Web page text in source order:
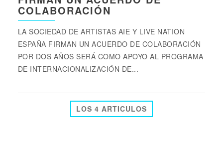
COLABORACIÓN
LA SOCIEDAD DE ARTISTAS AIE Y LIVE NATION
ESPAÑA FIRMAN UN ACUERDO DE COLABORACIÓN
POR DOS AÑOS SERÁ COMO APOYO AL PROGRAMA
DE INTERNACIONALIZACIÓN DE...
LOS 4 ARTICULOS